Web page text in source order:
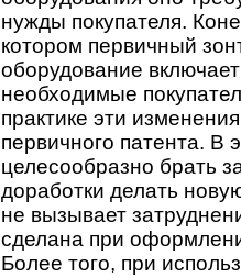
нужды покупателя.
котором первичный
оборудование
необходимые
практике эти
первичного патента. В
целесообразно брать
доработки делать
не вызывает
сделана при
Более того, при